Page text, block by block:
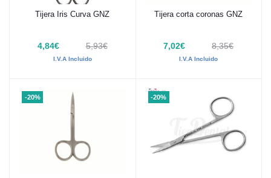
Añadir al carrito
Tijera Iris Curva GNZ
4,84€ 5,93€
I.V.A Incluido
Añadir al carrito
Tijera corta coronas GNZ
7,02€ 8,35€
I.V.A Incluido
-20% -20%